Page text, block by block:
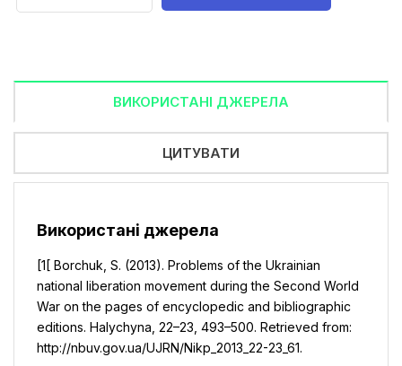
ВИКОРИСТАНІ ДЖЕРЕЛА
ЦИТУВАТИ
Використані джерела
[1[ Borchuk, S. (2013). Problems of the Ukrainian
national liberation movement during the Second World
War on the pages of encyclopedic and bibliographic
editions. Halychyna, 22–23, 493–500. Retrieved from:
http://nbuv.gov.ua/UJRN/Nikp_2013_22-23_61.